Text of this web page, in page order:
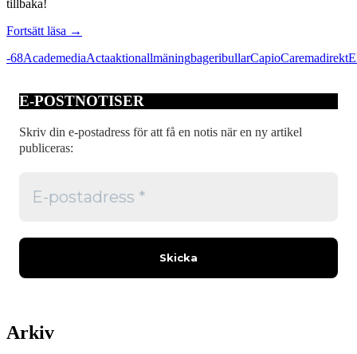
tillbaka!
Fortsätt läsa Låt
om
en
→
-68AcademediaActaaktionallmäningbageribullarCapioCaremadirekt
E-POSTNOTISER
Skriv din e-postadress för att få en notis när en ny artikel
publiceras:
Arkiv